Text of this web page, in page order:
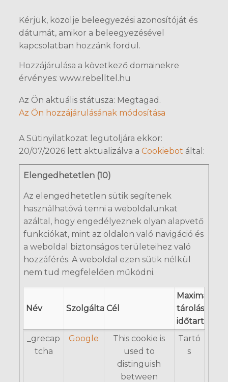
Kérjük, közölje beleegyezési azonosítóját és
dátumát, amikor a beleegyezésével
kapcsolatban hozzánk fordul.
Hozzájárulása a következő domainekre
érvényes: www.rebelltel.hu
Az Ön aktuális státusza: Megtagad.
Az Ön hozzájárulásának módosítása
A Sütinyilatkozat legutoljára ekkor:
20/07/2026 lett aktualizálva a Cookiebot által:
Elengedhetetlen (10)
Az elengedhetetlen sütik segítenek
használhatóvá tenni a weboldalunkat
azáltal, hogy engedélyeznek olyan alapvető
funkciókat, mint az oldalon való navigáció és
a weboldal biztonságos területeihez való
hozzáférés. A weboldal ezen sütik nélkül
nem tud megfelelően működni.
Név Szolgáltató
Cél
Maximális
tárolási
időtartam
_grecap
tcha
Google
This cookie is
used to
distinguish
between
Tartó
s